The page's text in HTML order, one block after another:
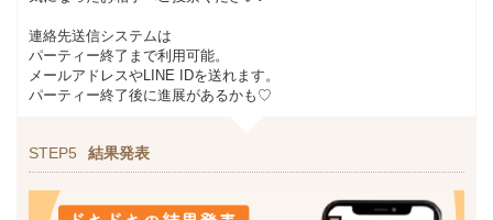
連絡先送信システムは
パーティー終了まで利用可能。
メールアドレスやLINE IDを送れます。
パーティー終了後に進展があるかも♡
STEP5 結果発表